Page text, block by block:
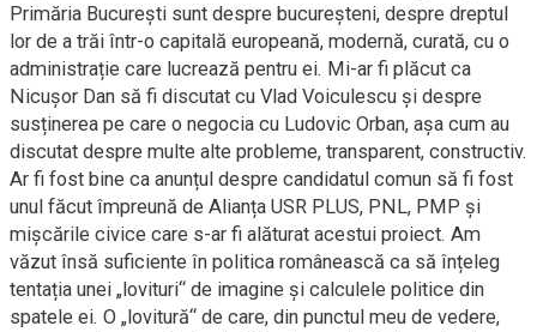
Primăria București sunt despre bucureșteni, despre dreptul
lor de a trăi într-o capitală europeană, modernă, curată, cu o
administrație care lucrează pentru ei. Mi-ar fi plăcut ca
Nicușor Dan să fi discutat cu Vlad Voiculescu și despre
susținerea pe care o negocia cu Ludovic Orban, așa cum au
discutat despre multe alte probleme, transparent, constructiv.
Ar fi fost bine ca anunțul despre candidatul comun să fi fost
unul făcut împreună de Alianța USR PLUS, PNL, PMP și
mișcările civice care s-ar fi alăturat acestui proiect. Am
văzut însă suficiente în politica românească ca să înțeleg
tentația unei „lovituri“ de imagine și calculele politice din
spatele ei. O „lovitură“ de care, din punctul meu de vedere,